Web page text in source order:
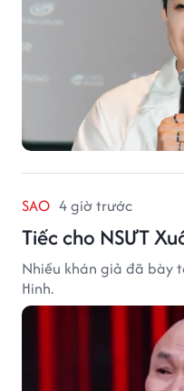
SAO 4 giờ trước
Tiếc cho NSƯT
Nhiều khán giả đã bày
Hinh.